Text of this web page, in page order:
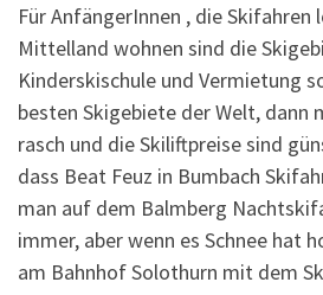
Für AnfängerInnen , die Skifahren
Mittelland wohnen sind die
Kinderskischule und Vermietung
besten Skigebiete der Welt, dann
rasch und die Skiliftpreise sind
dass Beat Feuz in Bumbach
man auf dem Balmberg
immer, aber wenn es Schnee hat
am Bahnhof Solothurn mit dem